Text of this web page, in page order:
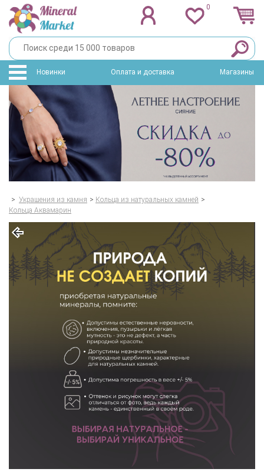
0
Новинки Оплата и доставка Магазины
> Украшения из камня > Кольца из натуральных камней >
Кольца Аквамарин